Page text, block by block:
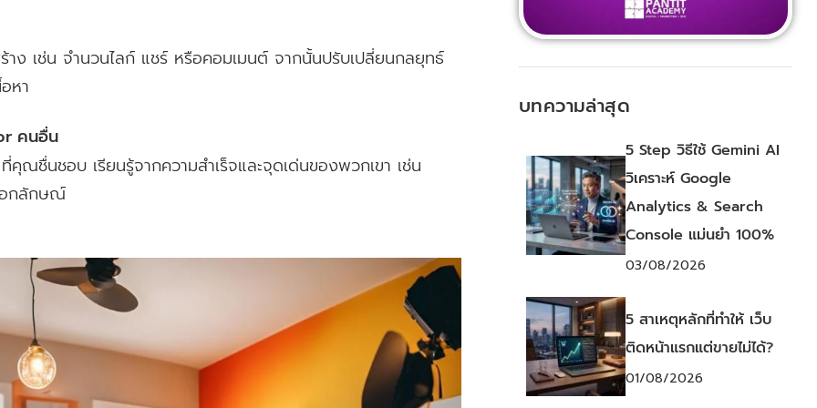
ง เช่น จำนวนไลก์ แชร์ หรือคอมเมนต์ จากนั้นปรับเปลี่ยนกลยุทธ์
หา
คนอื่น
ชื่นชอบ เรียนรู้จากความสำเร็จและจุดเด่นของพวกเขา เช่น
อกลักษณ์
บทความล่าสุด
5 Step วิธีใช้ Gemini AI
วิเคราะห์ Google
Analytics & Search
Console แม่นยำ 100%
03/08/2026
5 สาเหตุหลักที่ทำให้ เว็บ
ติดหน้าแรกแต่ขายไม่ได้?
01/08/2026